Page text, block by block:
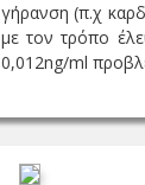
γήρανση (π.χ
με τον τρόπο
0,012ng/ml